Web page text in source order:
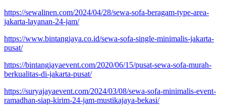
https://sewalinen.com/2024/04/28/sewa-sofa-beragam-type-area-
jakarta-layanan-24-jam/
https://www.bintangjaya.co.id/sewa-sofa-single-minimalis-jakarta-
pusat/
https://bintangjayaevent.com/2020/06/15/pusat-sewa-sofa-murah-
berkualitas-di-jakarta-pusat/
https://suryajayaevent.com/2024/03/08/sewa-sofa-minimalis-event-
ramadhan-siap-kirim-24-jam-mustikajaya-bekasi/